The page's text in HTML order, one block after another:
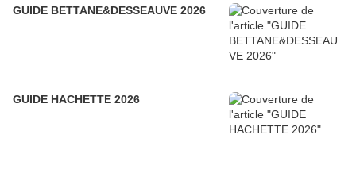
GUIDE BETTANE&DESSEAUVE 2026
GUIDE HACHETTE 2026